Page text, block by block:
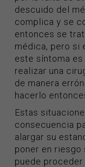
descuido del
complica y se
entonces se
médica, pero si
este síntoma
realizar una
de manera
hacerlo
Estas
consecuencia
alargar su
poner en riesgo
puede